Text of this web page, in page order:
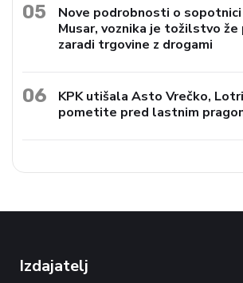
05
Nove podrobnosti o
Musar, voznika je tožilstvo
zaradi trgovine z drogami
06
KPK utišala Asto Vrečko,
pometite pred lastnim
Izdajatelj